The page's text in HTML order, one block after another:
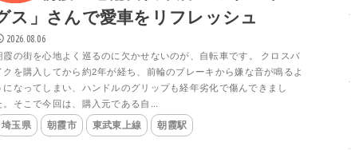
ス」さんで愛車をリフレッシュ
2026.08.06
霞の街を心地よく巡るのに欠かせないのが、自転車です。 クロスバ
クを購入してから約2年が経ち、前輪のブレーキから嫌な音が鳴るよ
になってしまい、ハンドルのグリップも経年劣化で傷んできまし
。そこで今回は、購入元である自...
埼玉県 朝霞市 東武東上線 朝霞駅